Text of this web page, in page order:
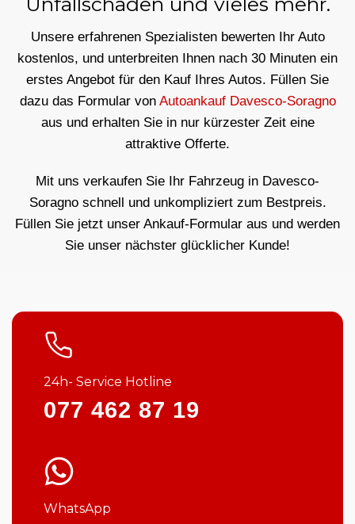
Unsere erfahrenen Spezialisten bewerten Ihr Auto
kostenlos, und unterbreiten Ihnen nach 30 Minuten ein
erstes Angebot für den Kauf Ihres Autos. Füllen Sie
dazu das Formular von Autoankauf Davesco-Soragno
aus und erhalten Sie in nur kürzester Zeit eine
attraktive Offerte.
Mit uns verkaufen Sie Ihr Fahrzeug in Davesco-
Soragno schnell und unkompliziert zum Bestpreis.
Füllen Sie jetzt unser Ankauf-Formular aus und werden
Sie unser nächster glücklicher Kunde!
24h- Service Hotline
077 462 87 19
WhatsApp